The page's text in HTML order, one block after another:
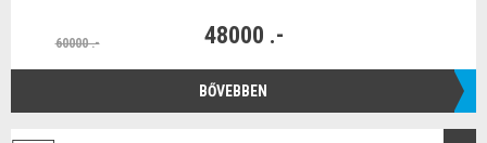
60000 .- 48000 .-
BŐVEBBEN